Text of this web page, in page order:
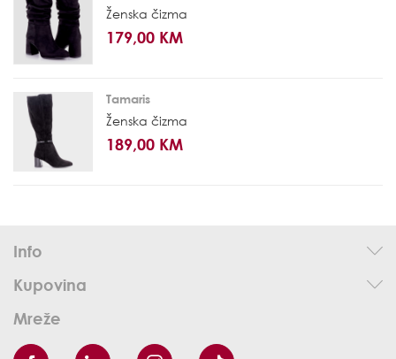
Ženska čizma
179,00 KM
Tamaris
Ženska čizma
189,00 KM
Info
Kupovina
Mreže